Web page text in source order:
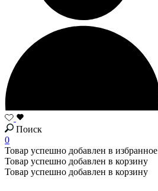
Поиск
0
Товар успешно добавлен в избранное
Товар успешно добавлен в корзину
Товар успешно добавлен в корзину